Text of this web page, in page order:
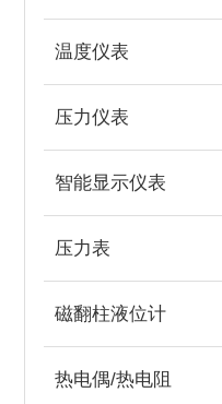
温度仪表
压力仪表
智能显示仪表
压力表
磁翻柱液位计
热电偶/热电阻